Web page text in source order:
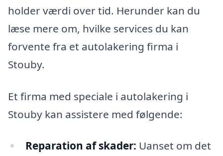
holder værdi over tid. Herunder kan du
læse mere om, hvilke services du kan
forvente fra et autolakering firma i
Stouby.
Et firma med speciale i autolakering i
Stouby kan assistere med følgende:
Reparation af skader: Uanset om det